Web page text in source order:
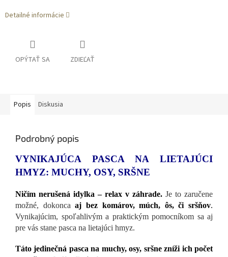
Detailné informácie
OPÝTAŤ SA ZDIEĽAŤ
Popis Diskusia
Podrobný popis
VYNIKAJÚCA PASCA NA LIETAJÚCI
HMYZ: MUCHY, OSY, SRŠNE
Ničím nerušená idylka – relax v záhrade. Je to zaručene
možné, dokoncaaj bez komárov, múch, ôs, či sršňov.
Vynikajúcim, spoľahlivým a praktickým pomocníkom sa aj
pre vás stane pasca na lietajúci hmyz.
Táto jedinečná pasca na muchy, osy, sršne zníži ich počet